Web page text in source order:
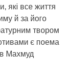
які все життя
й за його
твором
є поема
Махмуд